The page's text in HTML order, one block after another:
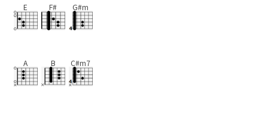
E F# G#m
A B C#m7